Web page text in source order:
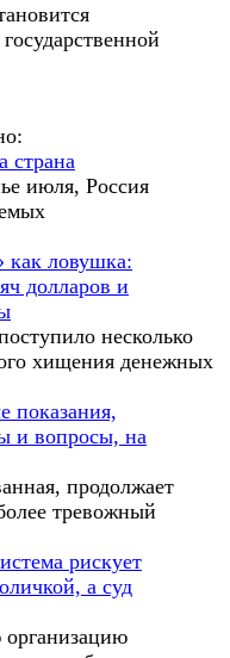
страна
июля, Россия
как ловушка:
долларов и
несколько
хищения денежных
показания,
и вопросы, на
продолжает
тревожный
рискует
а суд